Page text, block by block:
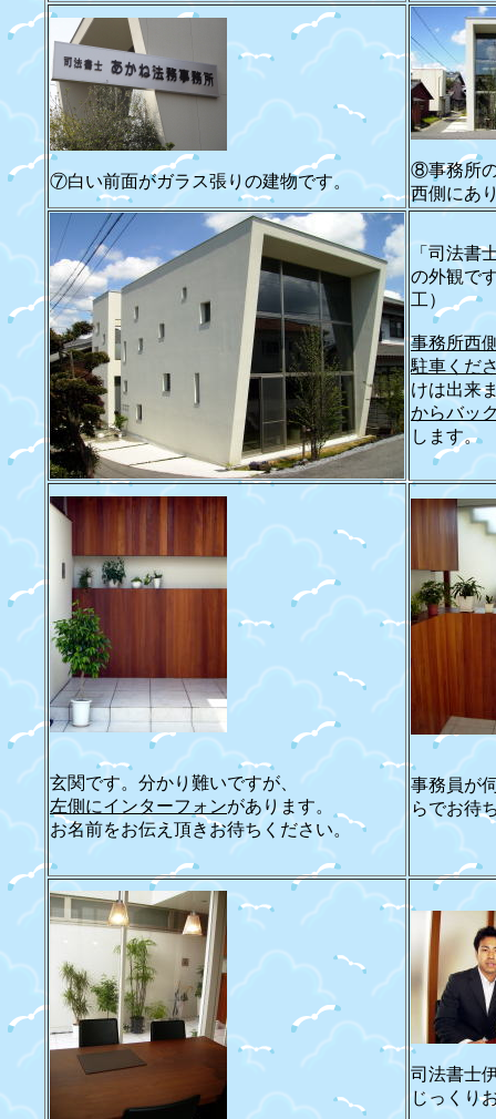
⑦白い前面がガラス張りの建物です。
⑧事務所
西側にあ
「司法書
の外観で
工）
事務所西
駐車くだ
けは出来
からバッ
します。
玄関です。分かり難いですが、
左側にインターフォンがあります。
お名前をお伝え頂きお待ちください。
事務員が
らでお待
司法書士
じっくり